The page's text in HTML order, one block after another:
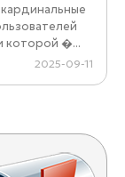
которой �...
2025-09-11